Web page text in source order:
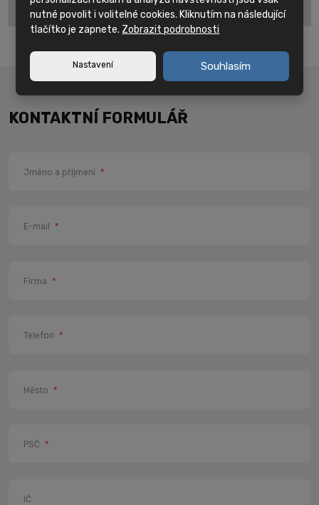
KONTAKTNÍ FORMULÁŘ
Jméno a příjmení *
E-mail *
Firma *
Telefon *
Město *
PSČ *
IČ
nutné povolit i volitelné cookies. Kliknutím na následující
tlačítko je zapnete. Zobrazit podrobnosti
Nastavení Souhlasím